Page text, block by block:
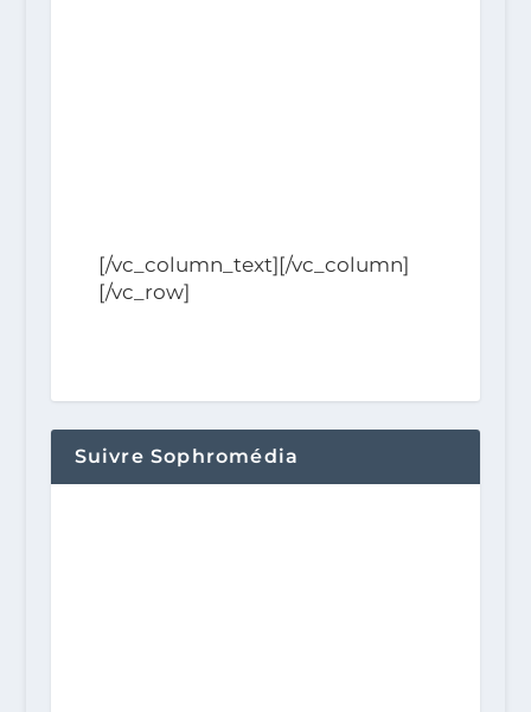
[/vc_column_text][/vc_column]
[/vc_row]
Suivre Sophromédia